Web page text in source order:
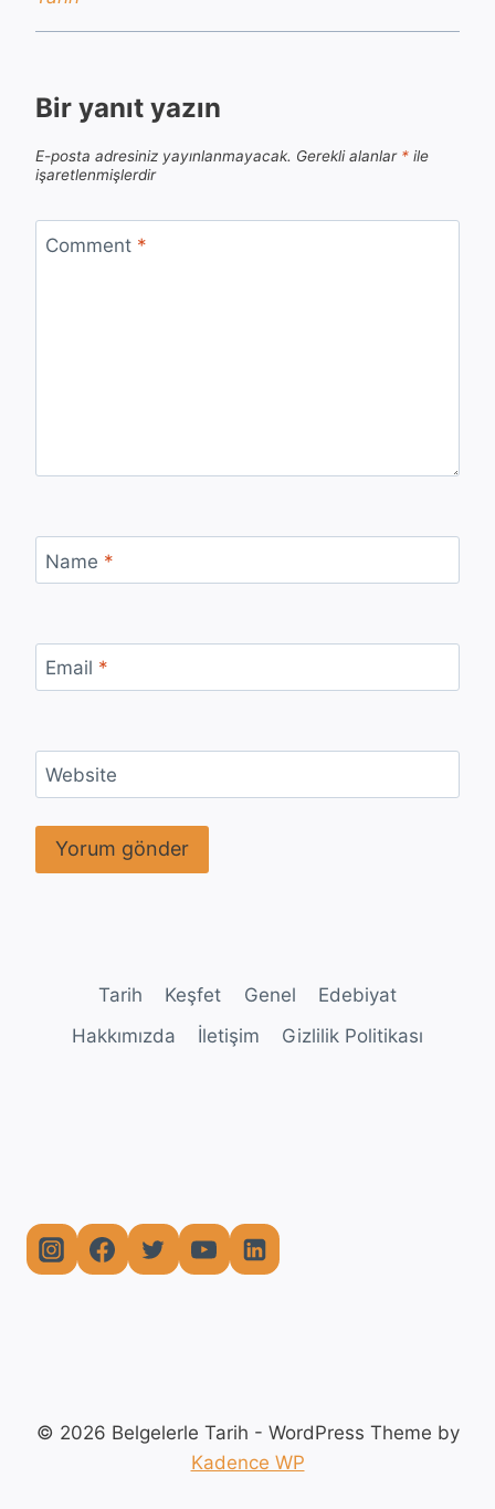
Bir yanıt yazın
E-posta adresiniz yayınlanmayacak. Gerekli alanlar * ile
işaretlenmişlerdir
Comment *
Name *
Email *
Website
Tarih Keşfet Genel
Edebiyat
Hakkımızda
İletişim Gizlilik Politikası
© 2026 Belgelerle Tarih - WordPress Theme by
Kadence WP